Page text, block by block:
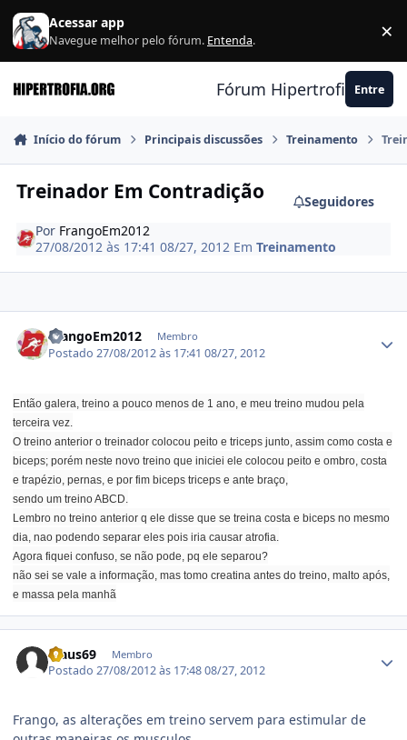
Ir para conteúdo
Acessar app
Navegue melhor pelo fórum. Entenda. ×
Fórum Hipertrofia.org
Entre
Início do fórum Principais discussões Treinamento
Treinador Em Contradição
Seguidores
Por FrangoEm2012
27/08/2012 às 17:4108/27, 2012 EmTreinamento
FrangoEm2012 Membro
Postado27/08/2012 às 17:4108/27, 2012
Então galera, treino a pouco menos de 1 ano, e meu treino mudou pela
terceira vez.
O treino anterior o treinador colocou peito e triceps junto, assim como costa e
biceps; porém neste novo treino que iniciei ele colocou peito e ombro, costa
e trapézio, pernas, e por fim biceps triceps e ante braço,
sendo um treino ABCD.
Lembro no treino anterior q ele disse que se treina costa e biceps no mesmo
dia, nao podendo separar eles pois iria causar atrofia.
Agora fiquei confuso, se não pode, pq ele separou?
não sei se vale a informação, mas tomo creatina antes do treino, malto após,
e massa pela manhã
Claus69 Membro
Postado27/08/2012 às 17:4808/27, 2012
Frango, as alterações em treino servem para estimular de